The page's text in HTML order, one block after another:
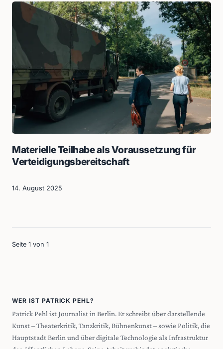
Materielle Teilhabe als Voraussetzung für
Verteidigungsbereitschaft
14. August 2025
Seite 1 von 1
WER IST PATRICK PEHL?
Patrick Pehl ist Journalist in Berlin. Er schreibt über darstellende
Kunst – Theaterkritik, Tanzkritik, Bühnenkunst – sowie Politik, die
Hauptstadt Berlin und über digitale Technologie als Infrastruktur